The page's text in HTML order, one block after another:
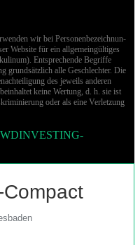
wir bei Per­so­nen­be­zeich­nun­
Website für ein allgemeingültiges
Entsprechende Begriffe
grund­sätz­lich alle Geschlechter. Die
des jeweils anderen
keine Wertung, d. h. sie ist
oder als eine Verletzung